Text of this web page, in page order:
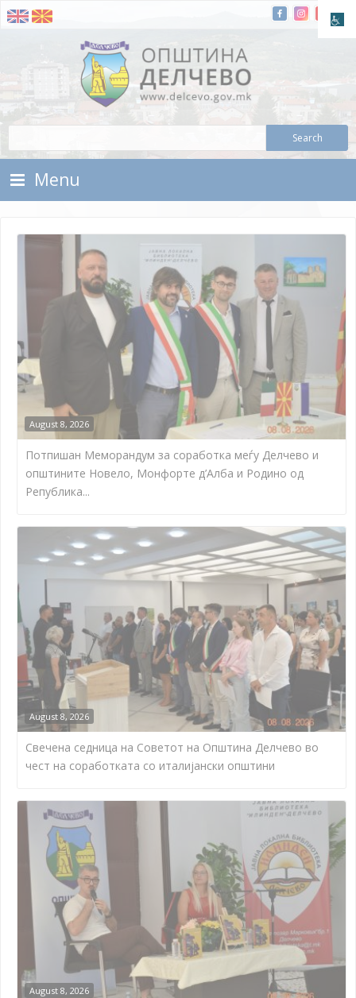
Skip To Content
Municipality of Delchevo
Menu
August 8, 2026
Потпишан Меморандум за соработка меѓу Делчево и
општините Новело, Монфорте д’Алба и Родино од
Република...
August 8, 2026
Свечена седница на Советот на Општина Делчево во
чест на соработката со италијански општини
August 8, 2026